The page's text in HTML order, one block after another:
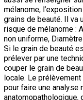
mélanome,
grains de beauté. Il va
risque de mélanome :
non uniforme,
Si le grain de beauté
prélever par une
couper le grain de
locale. Le
pour faire une analyse
anatomopathologique,